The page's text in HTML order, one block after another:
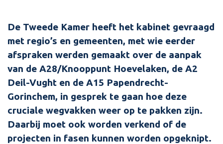
De Tweede Kamer heeft het kabinet gevraagd
met regio’s en gemeenten, met wie eerder
afspraken werden gemaakt over de aanpak
van de A28/Knooppunt Hoevelaken, de A2
Deil-Vught en de A15 Papendrecht-
Gorinchem, in gesprek te gaan hoe deze
cruciale wegvakken weer op te pakken zijn.
Daarbij moet ook worden verkend of de
projecten in fasen kunnen worden opgeknipt.